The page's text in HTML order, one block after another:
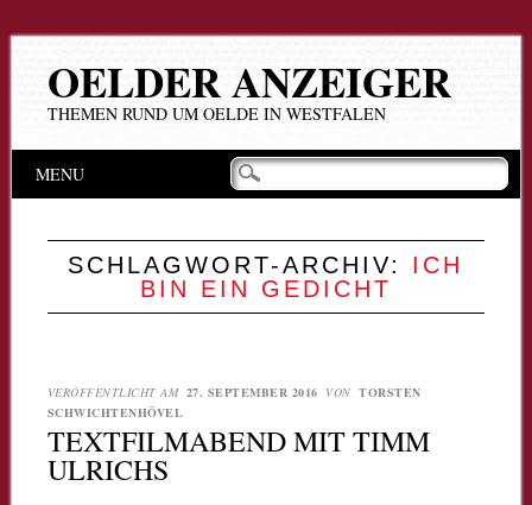
OELDER ANZEIGER
THEMEN RUND UM OELDE IN WESTFALEN
Hauptmenü
Inhalt
MENU
SCHLAGWORT-ARCHIV: ICH
BIN EIN GEDICHT
VERÖFFENTLICHT AM 27. SEPTEMBER 2016 VON TORSTEN
SCHWICHTENHÖVEL
TEXTFILMABEND MIT TIMM
ULRICHS